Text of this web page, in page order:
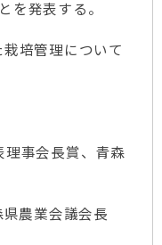
を発表する。
培管理について
事会長賞、青森
農業会議会長